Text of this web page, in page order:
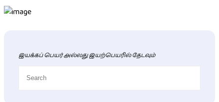
இயக்கப் பெயர் அல்லது இயற்பெயரில் தேடவும்